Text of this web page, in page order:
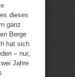
dieses
ganz
Berge
hat sich
– nur,
Jahre